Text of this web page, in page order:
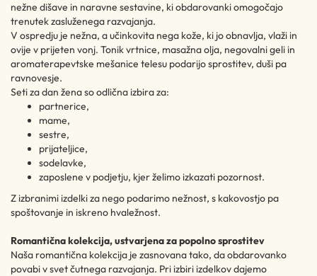
nežne dišave in naravne sestavine, ki obdarovanki omogočajo
trenutek zasluženega razvajanja.
V ospredju je nežna, a učinkovita nega kože, ki jo obnavlja, vlaži in
ovije v prijeten vonj. Tonik vrtnice, masažna olja, negovalni geli in
aromaterapevtske mešanice telesu podarijo sprostitev, duši pa
ravnovesje.
Seti za dan žena so odlična izbira za:
partnerice,
mame,
sestre,
prijateljice,
sodelavke,
zaposlene v podjetju, kjer želimo izkazati pozornost.
Z izbranimi izdelki za nego podarimo nežnost, s kakovostjo pa
spoštovanje in iskreno hvaležnost.
Romantična kolekcija, ustvarjena za popolno sprostitev
Naša romantična kolekcija je zasnovana tako, da obdarovanko
povabi v svet čutnega razvajanja. Pri izbiri izdelkov dajemo